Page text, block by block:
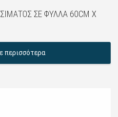
ΣΕ ΦΎΛΛΑ 60CM X
περισσότερα